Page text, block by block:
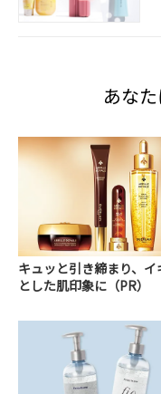
あな
キュッと引き締まり、イ
とした肌印象に（PR）